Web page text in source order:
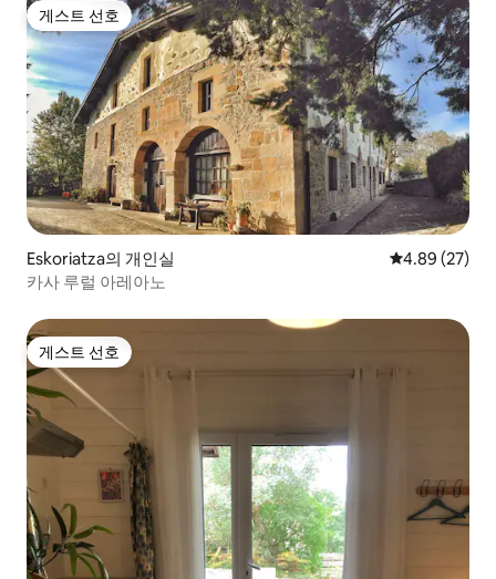
게스트 선호
게스트 선호
Eskoriatza의 개인실 평점 4.89점(5
4.89 (27)
카사 루럴 아레아노
게스트 선호
게스트 선호